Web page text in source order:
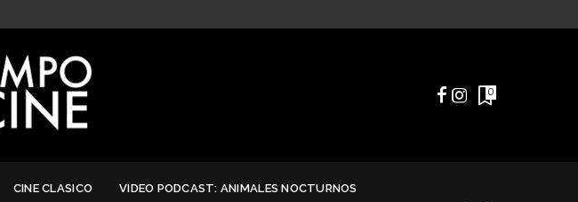
0
CINE CLASICO VIDEO PODCAST: ANIMALES NOCTURNOS